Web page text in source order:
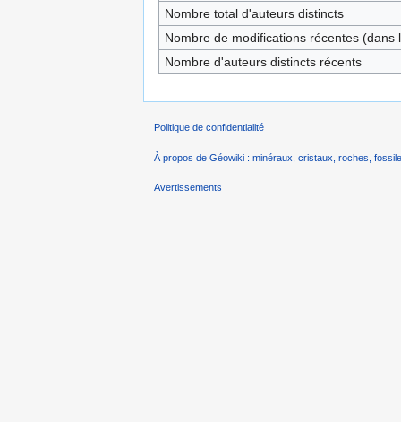
Nombre total d'auteurs distincts
Nombre de modifications récentes (dans
Nombre d'auteurs distincts récents
Politique de confidentialité
À propos de Géowiki : minéraux, cristaux, roches,
Avertissements